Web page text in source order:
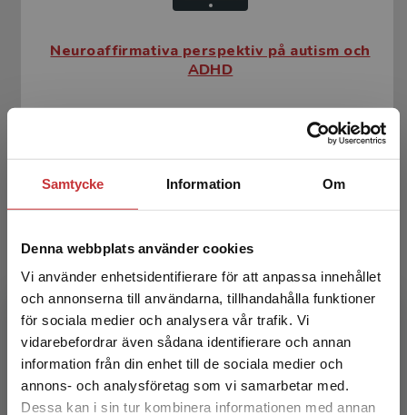
Samtycke Information Om
Denna webbplats använder cookies
Vi använder enhetsidentifierare för att anpassa innehållet
och annonserna till användarna, tillhandahålla funktioner
för sociala medier och analysera vår trafik. Vi
vidarebefordrar även sådana identifierare och annan
information från din enhet till de sociala medier och
annons- och analysföretag som vi samarbetar med.
Dessa kan i sin tur kombinera informationen med annan
Begränsad fraktregion
Neuroaffirmativa perspektiv på autism och
ADHD
Exkl. moms: 175 kr
Neuroaffirmativa perspektiv på autism och
ADHD